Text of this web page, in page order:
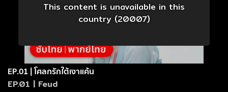
This content is unavailable in this
country (20007)
EP.01 | โศลกรักใต้เงาแค้น
EP.01 | Feud